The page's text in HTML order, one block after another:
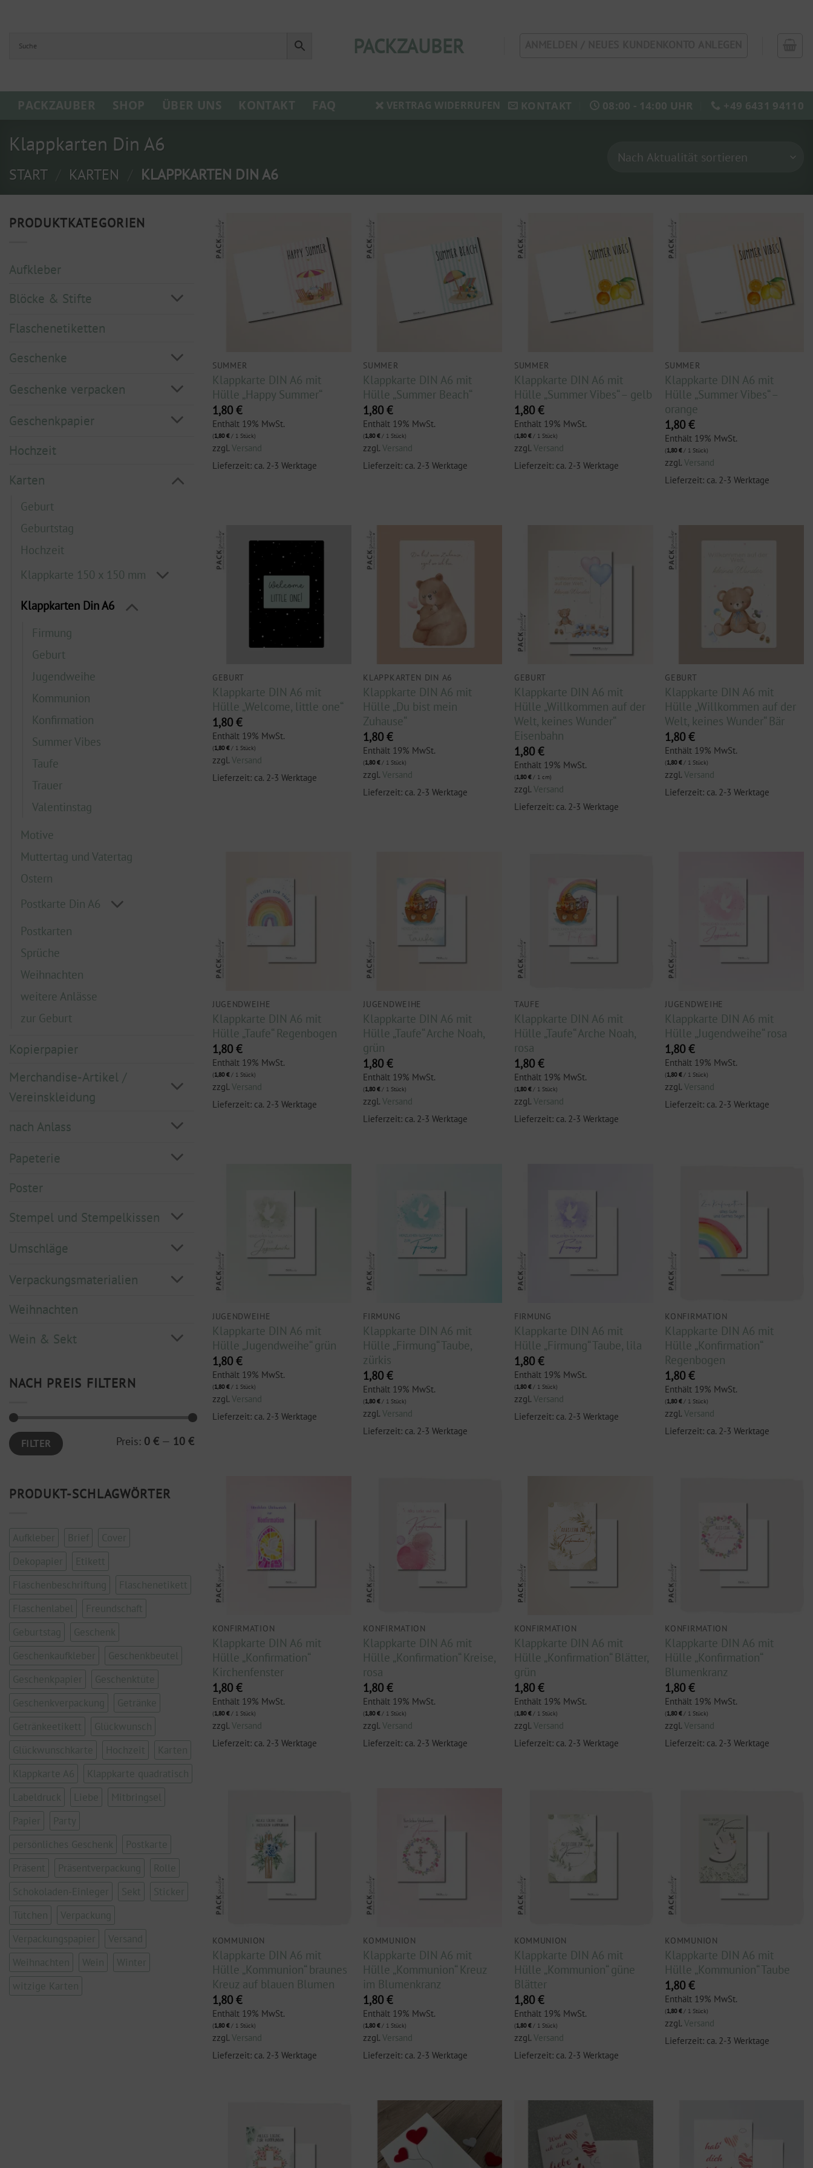
springen
PACKZAUBER
PACKZAUBER SHOP ÜBER UNS KONTAKT FAQ VERTRAG WIDERRUFEN KONTAKT 08:00 - 14:00 UHR +49 6431 94110
Klappkarten Din A6
START KARTEN KLAPPKARTEN DIN A6
PRODUKTKATEGORIEN
Aufkleber
Blöcke & Stifte
Flaschenetiketten
Geschenke
Geschenke verpacken
Geschenkpapier
Hochzeit
Karten
Geburt
Geburtstag
Hochzeit
Klappkarte 150 x 150 mm
Klappkarten Din A6
Firmung
Geburt
Jugendweihe
Kommunion
Konfirmation
Summer Vibes
Taufe
Trauer
Valentinstag
Motive
Muttertag und Vatertag
Ostern
Postkarte Din A6
Postkarten
Sprüche
Weihnachten
weitere Anlässe
zur Geburt
Kopierpapier
Merchandise-Artikel /
Vereinskleidung
nach Anlass
Papeterie
Poster
Stempel und Stempelkissen
Umschläge
Verpackungsmaterialien
Weihnachten
Wein & Sekt
NACH PREIS FILTERN
Min.
Preis
Max.
PreisFILTER Preis: 0 € — 10 €
PRODUKT-SCHLAGWÖRTER
Aufkleber Brief
Cover
Dekopapier
Etikett
Flaschenbeschriftung
Flaschenetikett
Flaschenlabel
Freundschaft
Geburtstag
Geschenk
Geschenkaufkleber
Geschenkbeutel
Geschenkpapier
Geschenktüte
Geschenkverpackung
Getränke
Getränkeetikett
Glückwunsch
Glückwunschkarte
Hochzeit
Karten
Klappkarte A6
Klappkarte quadratisch
Labeldruck
Liebe
Mitbringsel
Papier
Party
persönliches Geschenk
Postkarte
Präsent
Präsentverpackung
Rolle
Schokoladen-Einleger
Sekt
Sticker
Tütchen
Verpackung
Verpackungspapier
Versand
Weihnachten
Wein
Winter
witzige Karten
SUMMER
Klappkarte DIN A6 mit
Hülle „Happy Summer“
1,80 €
Enthält 19% MwSt.
(1,80€/ 1 Stück)
zzgl. Versand
Lieferzeit: ca. 2-3 Werktage
SUMMER
Klappkarte DIN A6 mit
Hülle „Summer Beach“
1,80€
Enthält 19% MwSt.
(1,80€/ 1 Stück)
zzgl.Versand
Lieferzeit: ca. 2-3 Werktage
SUMMER
Klappkarte DIN A6 mit
Hülle „Summer Vibes“ – gelb
1,80 €
Enthält 19% MwSt.
(1,80€/ 1 Stück)
zzgl. Versand
Lieferzeit: ca. 2-3 Werktage
SUMMER
Klappkarte DIN A6 mit
Hülle „Summer Vibes“ –
orange
1,80€
Enthält 19% MwSt.
(1,80€/ 1 Stück)
zzgl.Versand
Lieferzeit: ca. 2-3 Werktage
GEBURT
Klappkarte DIN A6 mit
Hülle „Welcome, little one“
1,80 €
Enthält 19% MwSt.
(1,80€/ 1 Stück)
zzgl. Versand
Lieferzeit: ca. 2-3 Werktage
KLAPPKARTEN DIN A6
Klappkarte DIN A6 mit
Hülle „Du bist mein
Zuhause“
1,80€
Enthält 19% MwSt.
(1,80€/ 1 Stück)
zzgl.Versand
Lieferzeit: ca. 2-3 Werktage
GEBURT
Klappkarte DIN A6 mit
Hülle „Willkommen auf der
Welt, keines Wunder“
Eisenbahn
1,80 €
Enthält 19% MwSt.
(1,80€/ 1 cm)
zzgl. Versand
Lieferzeit: ca. 2-3 Werktage
GEBURT
Klappkarte DIN A6 mit
Hülle „Willkommen auf der
Welt, keines Wunder“ Bär
1,80€
Enthält 19% MwSt.
(1,80€/ 1 Stück)
zzgl.Versand
Lieferzeit: ca. 2-3 Werktage
JUGENDWEIHE
Klappkarte DIN A6 mit
Hülle „Taufe“ Regenbogen
1,80 €
Enthält 19% MwSt.
(1,80€/ 1 Stück)
zzgl. Versand
Lieferzeit: ca. 2-3 Werktage
JUGENDWEIHE
Klappkarte DIN A6 mit
Hülle „Taufe“ Arche Noah,
grün
1,80€
Enthält 19% MwSt.
(1,80€/ 1 Stück)
zzgl.Versand
Lieferzeit: ca. 2-3 Werktage
TAUFE
Klappkarte DIN A6 mit
Hülle „Taufe“ Arche Noah,
rosa
1,80 €
Enthält 19% MwSt.
(1,80€/ 1 Stück)
zzgl. Versand
Lieferzeit: ca. 2-3 Werktage
JUGENDWEIHE
Klappkarte DIN A6 mit
Hülle „Jugendweihe“ rosa
1,80€
Enthält 19% MwSt.
(1,80€/ 1 Stück)
zzgl.Versand
Lieferzeit: ca. 2-3 Werktage
JUGENDWEIHE
Klappkarte DIN A6 mit
Hülle „Jugendweihe“ grün
1,80 €
Enthält 19% MwSt.
(1,80€/ 1 Stück)
zzgl. Versand
Lieferzeit: ca. 2-3 Werktage
FIRMUNG
Klappkarte DIN A6 mit
Hülle „Firmung“ Taube,
zürkis
1,80€
Enthält 19% MwSt.
(1,80€/ 1 Stück)
zzgl.Versand
Lieferzeit: ca. 2-3 Werktage
FIRMUNG
Klappkarte DIN A6 mit
Hülle „Firmung“ Taube, lila
1,80 €
Enthält 19% MwSt.
(1,80€/ 1 Stück)
zzgl. Versand
Lieferzeit: ca. 2-3 Werktage
KONFIRMATION
Klappkarte DIN A6 mit
Hülle „Konfirmation“
Regenbogen
1,80€
Enthält 19% MwSt.
(1,80€/ 1 Stück)
zzgl.Versand
Lieferzeit: ca. 2-3 Werktage
KONFIRMATION
Klappkarte DIN A6 mit
Hülle „Konfirmation“
Kirchenfenster
1,80 €
Enthält 19% MwSt.
(1,80€/ 1 Stück)
zzgl. Versand
Lieferzeit: ca. 2-3 Werktage
KONFIRMATION
Klappkarte DIN A6 mit
Hülle „Konfirmation“ Kreise,
rosa
1,80€
Enthält 19% MwSt.
(1,80€/ 1 Stück)
zzgl.Versand
Lieferzeit: ca. 2-3 Werktage
KONFIRMATION
Klappkarte DIN A6 mit
Hülle „Konfirmation“ Blätter,
grün
1,80 €
Enthält 19% MwSt.
(1,80€/ 1 Stück)
zzgl. Versand
Lieferzeit: ca. 2-3 Werktage
KONFIRMATION
Klappkarte DIN A6 mit
Hülle „Konfirmation“
Blumenkranz
1,80€
Enthält 19% MwSt.
(1,80€/ 1 Stück)
zzgl.Versand
Lieferzeit: ca. 2-3 Werktage
KOMMUNION
Klappkarte DIN A6 mit
Hülle „Kommunion“ braunes
Kreuz auf blauen Blumen
1,80 €
Enthält 19% MwSt.
(1,80€/ 1 Stück)
zzgl. Versand
Lieferzeit: ca. 2-3 Werktage
KOMMUNION
Klappkarte DIN A6 mit
Hülle „Kommunion“ Kreuz
im Blumenkranz
1,80€
Enthält 19% MwSt.
(1,80€/ 1 Stück)
zzgl.Versand
Lieferzeit: ca. 2-3 Werktage
KOMMUNION
Klappkarte DIN A6 mit
Hülle „Kommunion“ güne
Blätter
1,80 €
Enthält 19% MwSt.
(1,80€/ 1 Stück)
zzgl. Versand
Lieferzeit: ca. 2-3 Werktage
KOMMUNION
Klappkarte DIN A6 mit
Hülle „Kommunion“ Taube
1,80€
Enthält 19% MwSt.
(1,80€/ 1 Stück)
zzgl.Versand
Lieferzeit: ca. 2-3 Werktage